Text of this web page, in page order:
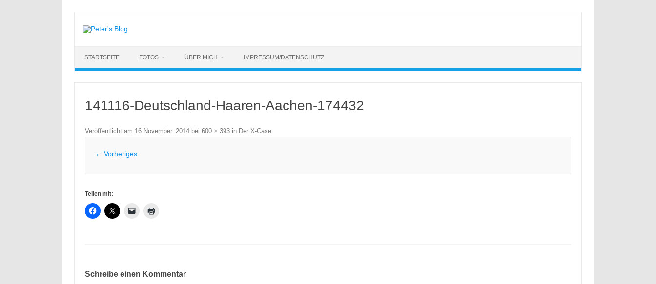
springen
STARTSEITE FOTOS ÜBER MICH IMPRESSUM/DATENSCHUTZ
141116-Deutschland-Haaren-Aachen-174432
Veröffentlicht am 16.November. 2014bei 600 × 393in Der X-Case.
← Vorheriges
Teilen mit:
Schreibe einen Kommentar